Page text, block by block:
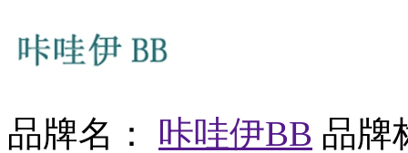
品牌名： 咔哇伊BB 品牌